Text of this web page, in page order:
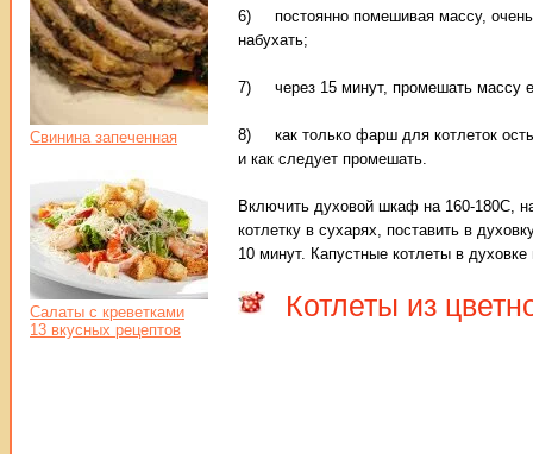
6) постоянно помешивая массу, очень
набухать;
7) через 15 минут, промешать массу
8) как только фарш для котлеток
и как следует промешать.
Включить духовой шкаф на 160-180С,
котлетку в сухарях, поставить в
10 минут. Капустные котлеты в духовке
Котлеты из
Свинина запеченная
Салаты с креветками
13 вкусных рецептов